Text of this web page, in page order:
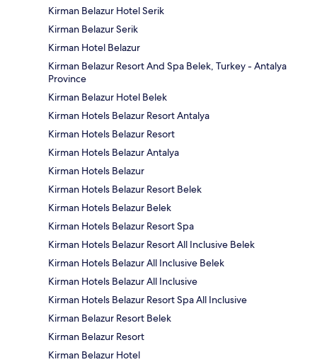
Kirman Belazur Hotel Serik
Kirman Belazur Serik
Kirman Hotel Belazur
Kirman Belazur Resort And Spa Belek, Turkey - Antalya
Province
Kirman Belazur Hotel Belek
Kirman Hotels Belazur Resort Antalya
Kirman Hotels Belazur Resort
Kirman Hotels Belazur Antalya
Kirman Hotels Belazur
Kirman Hotels Belazur Resort Belek
Kirman Hotels Belazur Belek
Kirman Hotels Belazur Resort Spa
Kirman Hotels Belazur Resort All Inclusive Belek
Kirman Hotels Belazur All Inclusive Belek
Kirman Hotels Belazur All Inclusive
Kirman Hotels Belazur Resort Spa All Inclusive
Kirman Belazur Resort Belek
Kirman Belazur Resort
Kirman Belazur Hotel